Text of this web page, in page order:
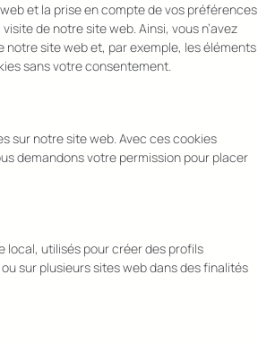
et la prise en compte de vos préférences
de notre site web. Ainsi, vous n’avez
notre site web et, par exemple, les éléments
sans votre consentement.
sur notre site web. Avec ces cookies
demandons votre permission pour placer
local, utilisés pour créer des profils
sur plusieurs sites web dans des finalités